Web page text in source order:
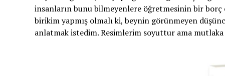
insanların bunu bilmeyenlere öğretmesinin bir
birikim yapmış olmalı ki, beynin görünmeyen
anlatmak istedim. Resimlerim soyuttur ama mutlaka